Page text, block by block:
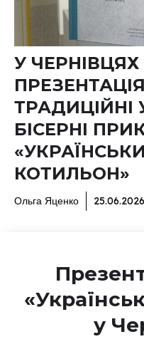
У
ТРАДИЦІЙНІ
БІСЕРНІ
КОТИЛЬОН»
Ольга Яценко 25.06.2026
у